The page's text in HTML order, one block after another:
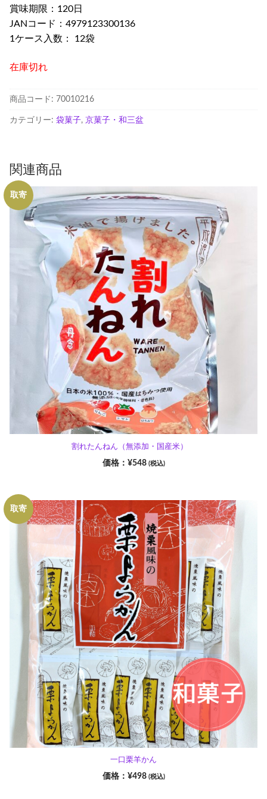
賞味期限：120日
JANコード：4979123300136
1ケース入数： 12袋
在庫切れ
商品コード: 70010216
カテゴリー: 袋菓子, 京菓子・和三盆
関連商品
取寄
割れたんねん（無添加・国産米）
¥548 (税込)
取寄
一口栗羊かん
¥498 (税込)